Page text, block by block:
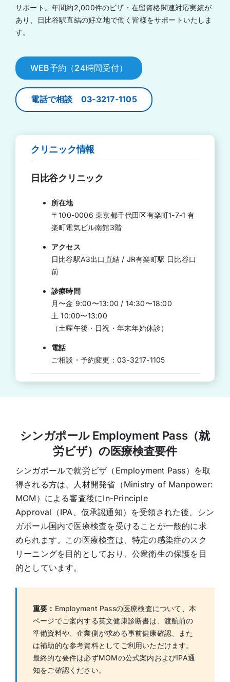
サポート。年間約2,000件のビザ・在留資格関連対応実績が
あり、日比谷駅直結の好立地で働く皆様をサポートいたしま
す。
WEB予約（24時間受付）
電話で相談 03-3217-1105
クリニック情報
日 比谷クリニック
所在地
〒100-0006 東京都千代田区有楽町1-7-1 有
楽町電気ビル南館3階
アクセス
日比谷駅A3出口直結 / JR有楽町駅 日比谷口
前
診療時間
月〜金 9:00〜13:00 / 14:30〜18:00
土 10:00〜13:00
（土曜午後・日祝・年末年始休診）
電話
ご相談・予約変更：03-3217-1105
シンガポール Employment Pass（就
労ビザ）の医療検査要件
シンガポールで就労ビザ（Employment Pass）を取
得される方は、人材開発省（Ministry of Manpower:
MOM）による審査後にIn-Principle
Approval（IPA、仮承認通知）を受領された後、シン
ガポール国内で医療検査を受けることが一般的に求
められます。この医療検査は、特定の感染症のスク
リーニングを目的としており、公衆衛生の保護を目
的としています。
重要： Employment Passの医療検査について、本
ページでご案内する英文健康診断書は、渡航前の
準備資料や、企業側が求める事前健康確認、また
は補助的な参考資料としてご利用いただけます。
最終的な要件は必ずMOMの公式案内およびIPA通
知をご確認ください。